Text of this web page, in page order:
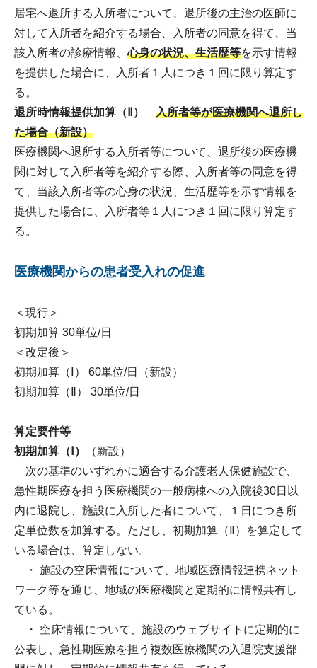
居宅へ退所する入所者について、退所後の主治の医師に
対して入所者を紹介する場合、入所者の同意を得て、当
該入所者の診療情報、心身の状況、生活歴等を示す情報
を提供した場合に、入所者１人につき１回に限り算定す
る。
退所時情報提供加算（Ⅱ）
入所者等が医療機関へ退所し
た場合（新設）
医療機関へ退所する入所者等について、退所後の医療機
関に対して入所者等を紹介する際、入所者等の同意を得
て、当該入所者等の心身の状況、生活歴等を示す情報を
提供した場合に、入所者等１人につき１回に限り算定す
る。
医療機関からの患者受入れの促進
＜現行＞
初期加算 30単位/日
＜改定後＞
初期加算（Ⅰ） 60単位/日（新設）
初期加算（Ⅱ） 30単位/日
算定要件等
初期加算（Ⅰ）
（新設）
次の基準のいずれかに適合する介護老人保健施設で、
急性期医療を担う医療機関の一般病棟への入院後30日以
内に退院し、施設に入所した者について、１日につき所
定単位数を加算する。ただし、初期加算（Ⅱ）を算定して
いる場合は、算定しない。
・ 施設の空床情報について、地域医療情報連携ネット
ワーク等を通じ、地域の医療機関と定期的に情報共有し
ている。
・ 空床情報について、施設のウェブサイトに定期的に
公表し、急性期医療を担う複数医療機関の入退院支援部